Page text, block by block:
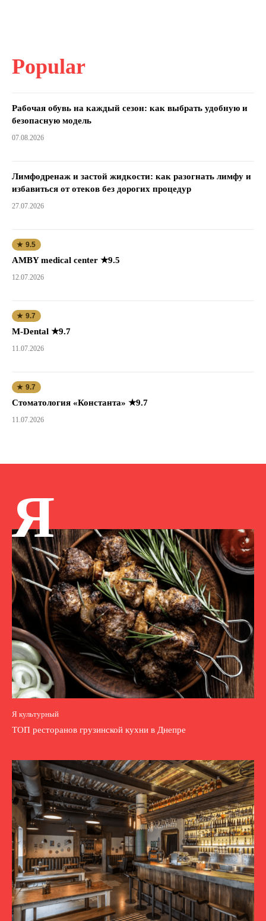
Popular
Рабочая обувь на каждый сезон: как выбрать удобную и
безопасную модель
07.08.2026
Лимфодренаж и застой жидкости: как разогнать лимфу и
избавиться от отеков без дорогих процедур
27.07.2026
★ 9.5
AMBY medical center ★9.5
12.07.2026
★ 9.7
M-Dental ★9.7
11.07.2026
★ 9.7
Стоматология «Константа» ★9.7
11.07.2026
Я
Я культурный
ТОП ресторанов грузинской кухни в Днепре